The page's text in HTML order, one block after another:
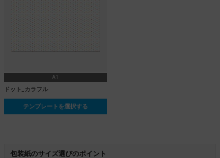
A1
ドット_カラフル
テンプレートを選択する
包装紙のサイズ選びのポイント